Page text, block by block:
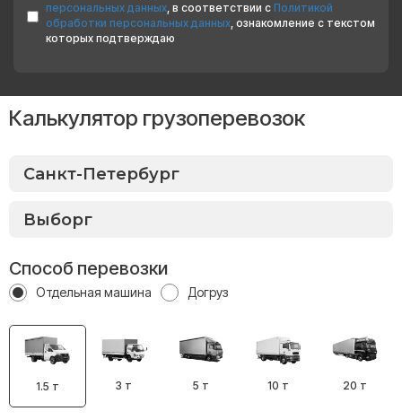
персональных данных, в соответствии с Политикой
обработки персональных данных, ознакомление с текстом
которых подтверждаю
Калькулятор грузоперевозок
Способ перевозки
Отдельная машина Догруз
1.5 т 3 т 5 т 10 т 20 т